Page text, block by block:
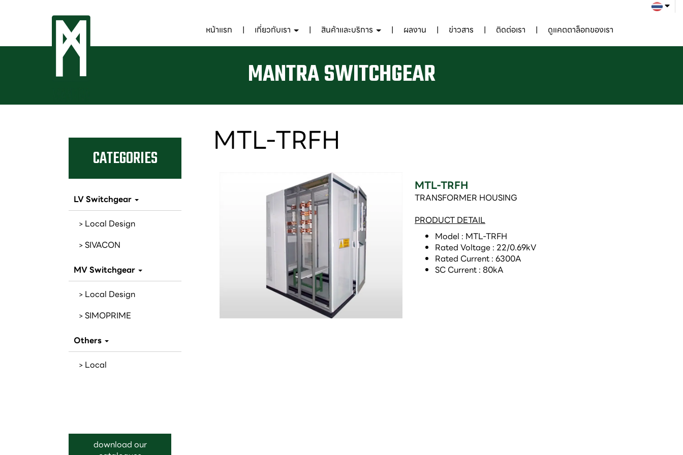
หน้าแรก เกี่ยวกับเรา สินค้าและบริการ ผลงาน ข่าวสาร ติดต่อเรา ดูแคตตาล็อกของเรา
MANTRA SWITCHGEAR
CATEGORIES
LV Switchgear
Local Design
SIVACON
MV Switchgear
Local Design
SIMOPRIME
Others
Local
download our
MTL-TRFH
MTL-TRFH
TRANSFORMER HOUSING
PRODUCT DETAIL
Model : MTL-TRFH
Rated Voltage : 22/0.69kV
Rated Current : 6300A
SC Current : 80kA